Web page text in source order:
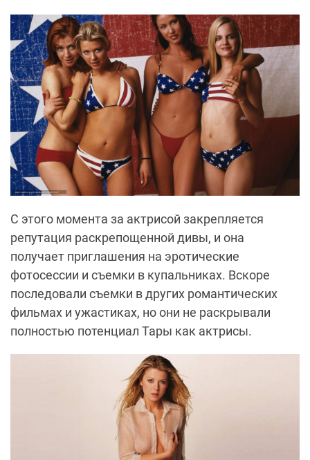
С этого момента за актрисой закрепляется
репутация раскрепощенной дивы, и она
получает приглашения на эротические
фотосессии и съемки в купальниках. Вскоре
последовали съемки в других романтических
фильмах и ужастиках, но они не раскрывали
полностью потенциал Тары как актрисы.